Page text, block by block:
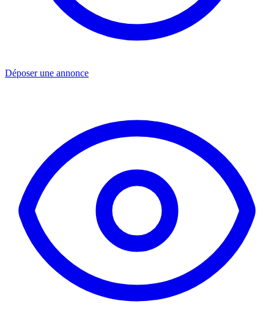
Déposer une annonce